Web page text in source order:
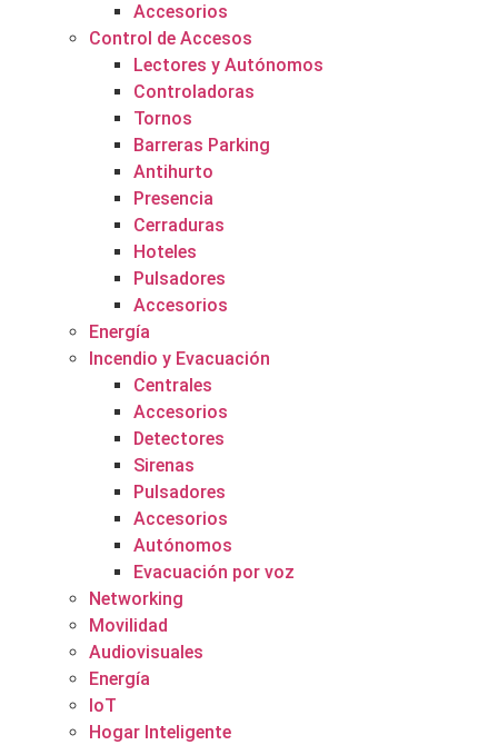
Accesorios
Control de Accesos
Lectores y Autónomos
Controladoras
Tornos
Barreras Parking
Antihurto
Presencia
Cerraduras
Hoteles
Pulsadores
Accesorios
Energía
Incendio y Evacuación
Centrales
Accesorios
Detectores
Sirenas
Pulsadores
Accesorios
Autónomos
Evacuación por voz
Networking
Movilidad
Audiovisuales
Energía
IoT
Hogar Inteligente